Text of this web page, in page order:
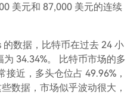
美元和 87,000 美元的连续
数据，比特币在过去 24 小
34.34%。 比特币市场的多
近，多头仓位占 49.96%，
数据，市场似乎波动很大，